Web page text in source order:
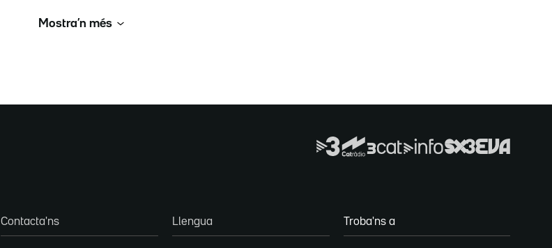
Mostra’n més
Contacta'ns Llengua Troba'ns a